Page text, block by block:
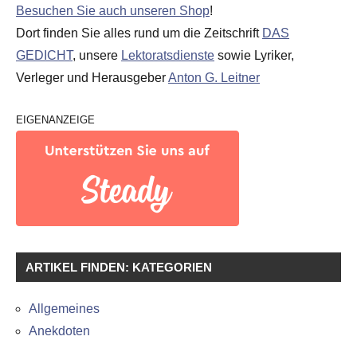
Besuchen Sie auch unseren Shop!
Dort finden Sie alles rund um die Zeitschrift DAS
GEDICHT, unsere Lektoratsdienste sowie Lyriker,
Verleger und HerausgeberAnton G. Leitner
EIGENANZEIGE
ARTIKEL FINDEN: KATEGORIEN
Allgemeines
Anekdoten